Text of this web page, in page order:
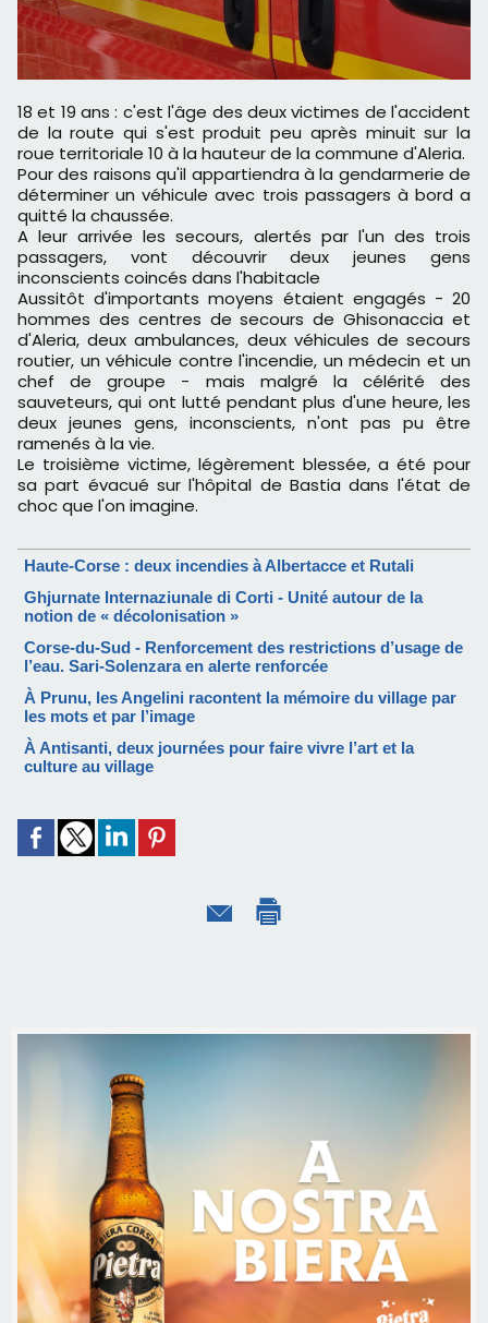
18 et 19 ans : c'est l'âge des deux victimes de l'accident
de la route qui s'est produit peu après minuit sur la
roue territoriale 10 à la hauteur de la commune d'Aleria.
Pour des raisons qu'il appartiendra à la gendarmerie de
déterminer un véhicule avec trois passagers à bord a
quitté la chaussée.
A leur arrivée les secours, alertés par l'un des trois
passagers, vont découvrir deux jeunes gens
inconscients coincés dans l'habitacle
Aussitôt d'importants moyens étaient engagés - 20
hommes des centres de secours de Ghisonaccia et
d'Aleria, deux ambulances, deux véhicules de secours
routier, un véhicule contre l'incendie, un médecin et un
chef de groupe - mais malgré la célérité des
sauveteurs, qui ont lutté pendant plus d'une heure, les
deux jeunes gens, inconscients, n'ont pas pu être
ramenés à la vie.
Le troisième victime, légèrement blessée, a été pour
sa part évacué sur l'hôpital de Bastia dans l'état de
choc que l'on imagine.
Haute-Corse : deux incendies à Albertacce et Rutali
Ghjurnate Internaziunale di Corti - Unité autour de la
notion de « décolonisation »
Corse-du-Sud - Renforcement des restrictions d’usage de
l’eau. Sari-Solenzara en alerte renforcée
À Prunu, les Angelini racontent la mémoire du village par
les mots et par l’image
À Antisanti, deux journées pour faire vivre l’art et la
culture au village